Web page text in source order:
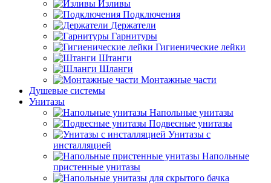
Изливы
Подключения
Держатели
Гарнитуры
Гигиенические лейки
Штанги
Шланги
Монтажные части
Душевые системы
Унитазы
Напольные унитазы
Подвесные унитазы
Унитазы с
инсталляцией
Напольные
пристенные унитазы